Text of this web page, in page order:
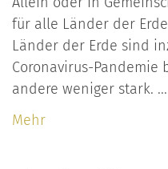
für alle Länder der
Länder der Erde sind
Coronavirus-Pandemie
andere weniger stark. ...
Mehr